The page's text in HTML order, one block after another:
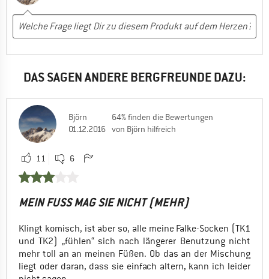
DAS SAGEN ANDERE BERGFREUNDE DAZU:
Björn
01.12.2016
64% finden die Bewertungen
von Björn hilfreich
11 6
MEIN FUSS MAG SIE NICHT (MEHR)
Klingt komisch, ist aber so, alle meine Falke-Socken (TK1
und TK2) „fühlen“ sich nach längerer Benutzung nicht
mehr toll an an meinen Füßen. Ob das an der Mischung
liegt oder daran, dass sie einfach altern, kann ich leider